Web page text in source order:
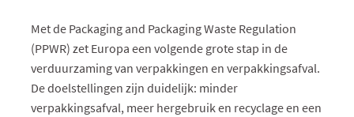
Met de Packaging and Packaging Waste Regulation
(PPWR) zet Europa een volgende grote stap in de
verduurzaming van verpakkingen en verpakkingsafval.
De doelstellingen zijn duidelijk: minder
verpakkingsafval, meer hergebruik en recyclage en een